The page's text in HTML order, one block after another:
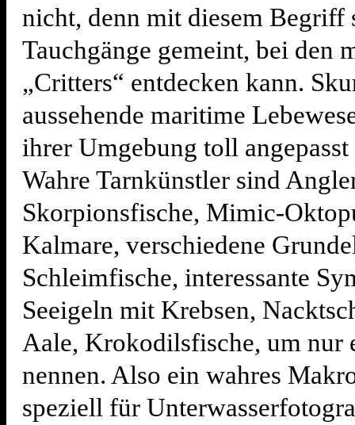
nicht, denn mit diesem Begriff
Tauchgänge gemeint, bei den
„Critters“ entdecken kann.
aussehende maritime
ihrer Umgebung toll angepasst
Wahre Tarnkünstler sind
Skorpionsfische, Mimic-
Kalmare, verschiedene
Schleimfische, interessante
Seeigeln mit Krebsen,
Aale, Krokodilsfische, um nur
nennen. Also ein wahres
speziell für